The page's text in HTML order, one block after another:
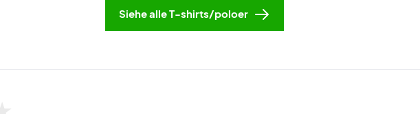
Siehe alle T-shirts/poloer